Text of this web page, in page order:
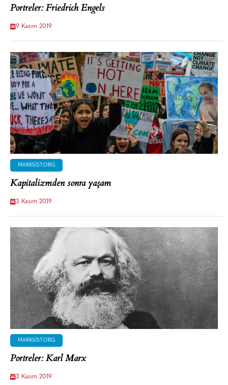
Portreler: Friedrich Engels
9 Kasım 2019
MARKSIST.ORG
Kapitalizmden sonra yaşam
3 Kasım 2019
MARKSIST.ORG
Portreler: Karl Marx
3 Kasım 2019